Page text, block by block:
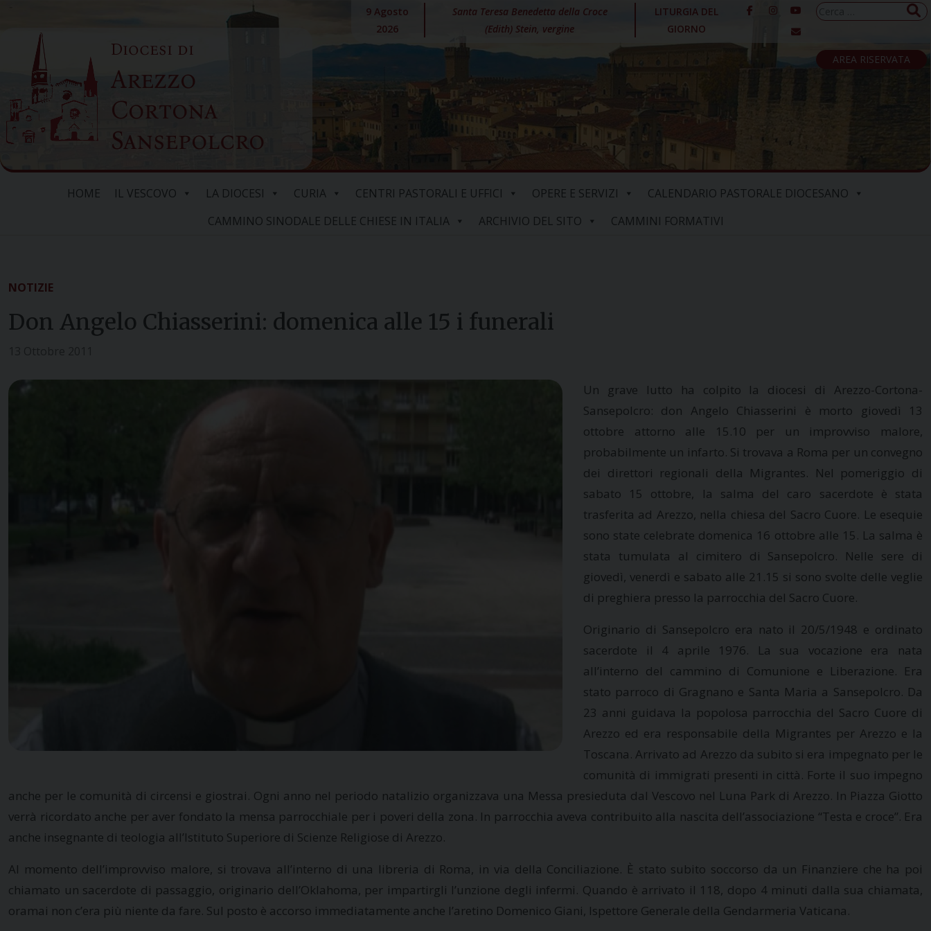
content
Diocesi di
Arezzo
Cortona
Sansepolcro
9 Agosto
2026
Santa Teresa Benedetta della Croce
(Edith) Stein, vergine
LITURGIA DEL
GIORNO
Ricerca
AREA RISERVATA
HOME IL VESCOVO LA DIOCESI CURIA CENTRI PASTORALI E UFFICI OPERE E SERVIZI
CALENDARIO PASTORALE DIOCESANO
CAMMINO SINODALE DELLE CHIESE IN ITALIA
ARCHIVIO DEL SITO CAMMINI FORMATIVI
NOTIZIE
Don Angelo Chiasserini: domenica alle 15 i funerali
Un grave lutto ha colpito la diocesi di Arezzo-Cortona-
Sansepolcro: don Angelo Chiasserini è morto giovedì 13
ottobre attorno alle 15.10 per un improvviso malore,
probabilmente un infarto. Si trovava a Roma per un convegno
dei direttori regionali della Migrantes. Nel pomeriggio di
sabato 15 ottobre, la salma del caro sacerdote è stata
trasferita ad Arezzo, nella chiesa del Sacro Cuore. Le esequie
sono state celebrate domenica 16 ottobre alle 15. La salma è
stata tumulata al cimitero di Sansepolcro. Nelle sere di
giovedì, venerdì e sabato alle 21.15 si sono svolte delle veglie
di preghiera presso la parrocchia del Sacro Cuore.
Originario di Sansepolcro era nato il 20/5/1948 e ordinato
sacerdote il 4 aprile 1976. La sua vocazione era nata
all’interno del cammino di Comunione e Liberazione. Era
stato parroco di Gragnano e Santa Maria a Sansepolcro. Da
23 anni guidava la popolosa parrocchia del Sacro Cuore di
Arezzo ed era responsabile della Migrantes per Arezzo e la
Toscana. Arrivato ad Arezzo da subito si era impegnato per le
comunità di immigrati presenti in città. Forte il suo impegno
anche per le comunità di circensi e giostrai. Ogni anno nel periodo natalizio organizzava una Messa presieduta dal Vescovo nel Luna Park di Arezzo. In Piazza Giotto
verrà ricordato anche per aver fondato la mensa parrocchiale per i poveri della zona. In parrocchia aveva contribuito alla nascita dell’associazione “Testa e croce”. Era
anche insegnante di teologia all’Istituto Superiore di Scienze Religiose di Arezzo.
Al momento dell’improvviso malore, si trovava all’interno di una libreria di Roma, in via della Conciliazione. È stato subito soccorso da un Finanziere che ha poi
chiamato un sacerdote di passaggio, originario dell’Oklahoma, per impartirgli l’unzione degli infermi. Quando è arrivato il 118, dopo 4 minuti dalla sua chiamata,
oramai non c’era più niente da fare. Sul posto è accorso immediatamente anche l’aretino Domenico Giani, Ispettore Generale della Gendarmeria Vaticana.